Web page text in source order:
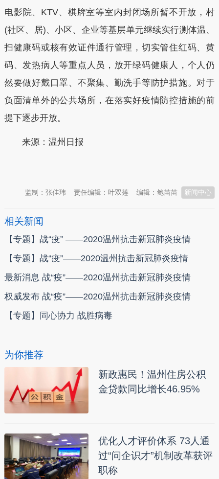
电影院、KTV、棋牌室等室内封闭场所暂不开放，村
(社区、居)、小区、企业等基层单元继续实行测体温、
扫健康码或核有效证件通行管理，切实管住红码、黄
码、发热病人等重点人员，放开绿码健康人，个人仍
然要做好戴口罩、不聚集、勤洗手等防护措施。对于
负面清单外的公共场所，在落实好疫情防控措施的前
提下逐步开放。
来源：温州日报
新闻中心
编辑：鲍苗苗
责任编辑：叶双莲
监制：张佳玮
相关新闻
【专题】战“疫” ——2020温州抗击新冠肺炎疫情
【专题】战“疫”——2020温州抗击新冠肺炎疫情
最新消息 战“疫”——2020温州抗击新冠肺炎疫情
权威发布 战“疫”——2020温州抗击新冠肺炎疫情
【专题】同心协力 战胜病毒
为你推荐
新政惠民！温州住房公积
金贷款同比增长46.95%
优化人才评价体系 73人通
过“问企识才”机制改革获评
职称